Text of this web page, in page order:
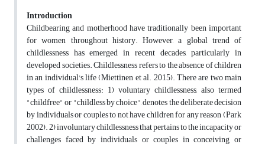
Introduction
Childbearing and motherhood have traditionally been important
for women throughout history. However, a global trend of
childlessness has emerged in recent decades, particularly in
developed societies. Childlessness refers to the absence of children
in an individual's life (Miettinen et al. 2015). There are two main
types of childlessness: 1) voluntary childlessness, also termed
"childfree" or "childless by choice", denotes the deliberate decision
by individuals or couples to not have children for any reason (Park
2002). 2) involuntary childlessness that pertains to the incapacity or
challenges faced by individuals or couples in conceiving or